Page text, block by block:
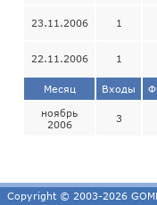
23.11.2006 1
22.11.2006 1
Месяц Входы
ноябрь
2006
3
Copyright © 2003-2026